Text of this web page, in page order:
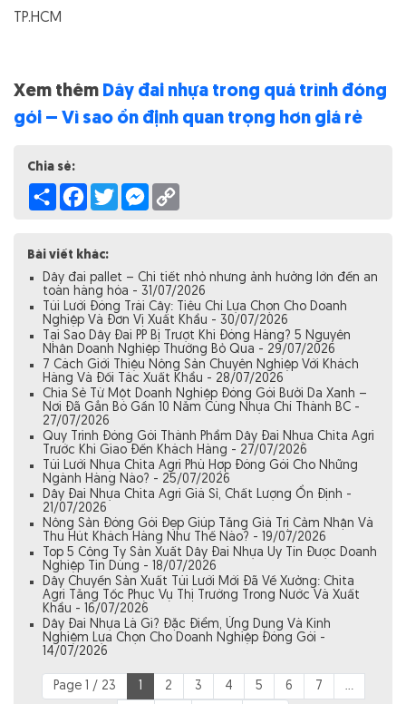
TP.HCM
Xem thêm Dây đai nhựa trong quá trình đóng
gói – Vì sao ổn định quan trọng hơn giá rẻ
Chia sẻ:
Share Facebook
TwitterMessenger
Bài viết khác:
Dây đai pallet – Chi tiết nhỏ nhưng ảnh hưởng lớn đến an
toàn hàng hóa - 31/07/2026
Túi Lưới Đóng Trái Cây: Tiêu Chí Lựa Chọn Cho Doanh
Nghiệp Và Đơn Vị Xuất Khẩu - 30/07/2026
Tại Sao Dây Đai PP Bị Trượt Khi Đóng Hàng? 5 Nguyên
Nhân Doanh Nghiệp Thường Bỏ Qua - 29/07/2026
7 Cách Giới Thiệu Nông Sản Chuyên Nghiệp Với Khách
Hàng Và Đối Tác Xuất Khẩu - 28/07/2026
Chia Sẻ Từ Một Doanh Nghiệp Đóng Gói Bưởi Da Xanh –
Nơi Đã Gắn Bó Gần 10 Năm Cùng Nhựa Chí Thành BC -
27/07/2026
Quy Trình Đóng Gói Thành Phẩm Dây Đai Nhựa Chita Agri
Trước Khi Giao Đến Khách Hàng - 27/07/2026
Túi Lưới Nhựa Chita Agri Phù Hợp Đóng Gói Cho Những
Ngành Hàng Nào? - 25/07/2026
Dây Đai Nhựa Chita Agri Giá Sỉ, Chất Lượng Ổn Định -
21/07/2026
Nông Sản Đóng Gói Đẹp Giúp Tăng Giá Trị Cảm Nhận Và
Thu Hút Khách Hàng Như Thế Nào? - 19/07/2026
Top 5 Công Ty Sản Xuất Dây Đai Nhựa Uy Tín Được Doanh
Nghiệp Tin Dùng - 18/07/2026
Dây Chuyền Sản Xuất Túi Lưới Mới Đã Về Xưởng: Chita
Agri Tăng Tốc Phục Vụ Thị Trường Trong Nước Và Xuất
Khẩu - 16/07/2026
Dây Đai Nhựa Là Gì? Đặc Điểm, Ứng Dụng Và Kinh
Nghiệm Lựa Chọn Cho Doanh Nghiệp Đóng Gói -
14/07/2026
Page 1 / 23 1 2 3 4 5 6 7
...